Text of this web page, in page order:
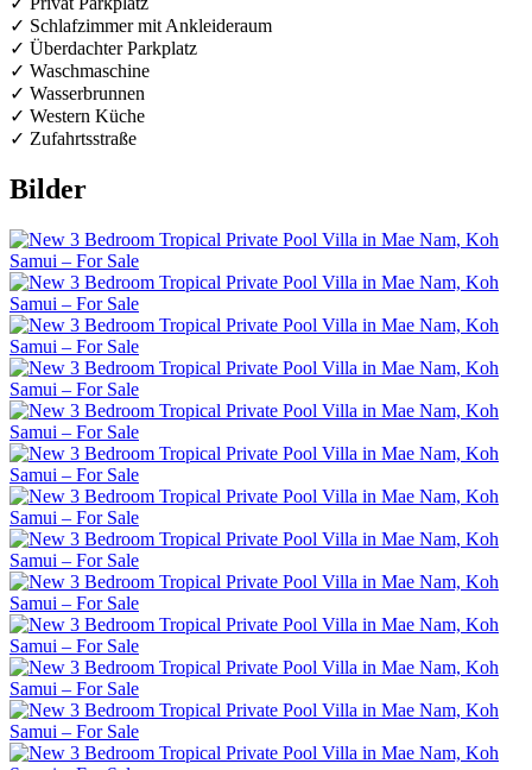
✓ Schlafzimmer mit Ankleideraum
✓ Überdachter Parkplatz
✓ Waschmaschine
✓ Wasserbrunnen
✓ Western Küche
✓ Zufahrtsstraße
Bilder